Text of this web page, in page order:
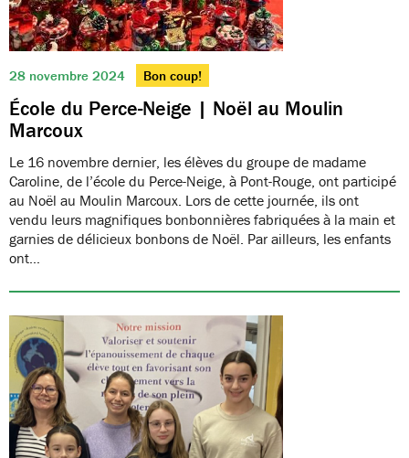
28 novembre 2024 Bon coup!
École du Perce-Neige | Noël au Moulin
Marcoux
Le 16 novembre dernier, les élèves du groupe de madame
Caroline, de l’école du Perce-Neige, à Pont-Rouge, ont participé
au Noël au Moulin Marcoux. Lors de cette journée, ils ont
vendu leurs magnifiques bonbonnières fabriquées à la main et
garnies de délicieux bonbons de Noël. Par ailleurs, les enfants
ont…